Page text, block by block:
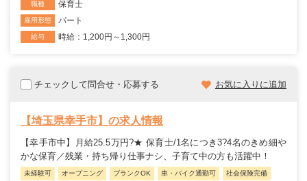
職種 保育士
雇用形態 パート
給与 時給：1,200円～1,300円
チェックして問合せ・応募する お気に入りに追加
【埼玉県幸手市】の求人情報
【幸手市中】月給25.5万円?★ 保育士/1名につき3?4名のきめ細や
かな保育／残業・持ち帰り仕事ナシ、子育て中の方も活躍中！
未経験可 オープニング ブランクOK 車・バイク通勤可 社会保険完備